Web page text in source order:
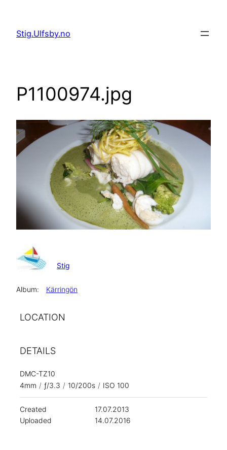
innhold
Stig.Ulfsby.no
P1100974.jpg
Stig
Album: Kärringön
LOCATION
DETAILS
DMC-TZ10
4mm / ƒ/3.3 / 10/200s / ISO 100
Created
17.07.2013
Uploaded
14.07.2016